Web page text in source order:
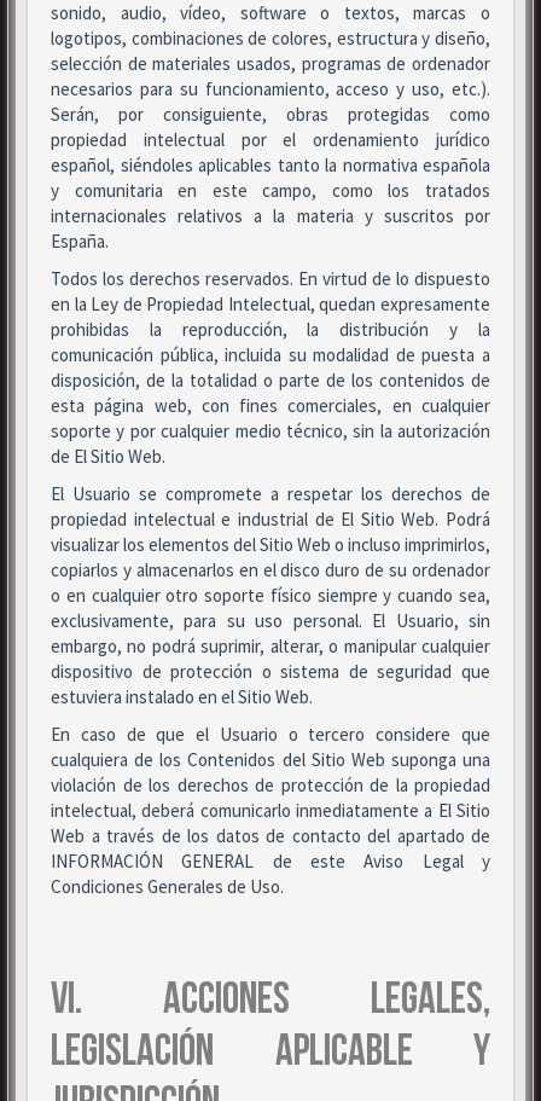
sonido, audio, vídeo, software o textos, marcas o
logotipos, combinaciones de colores, estructura y diseño,
selección de materiales usados, programas de ordenador
necesarios para su funcionamiento, acceso y uso, etc.).
Serán, por consiguiente, obras protegidas como
propiedad intelectual por el ordenamiento jurídico
español, siéndoles aplicables tanto la normativa española
y comunitaria en este campo, como los tratados
internacionales relativos a la materia y suscritos por
España.
Todos los derechos reservados. En virtud de lo dispuesto
en la Ley de Propiedad Intelectual, quedan expresamente
prohibidas la reproducción, la distribución y la
comunicación pública, incluida su modalidad de puesta a
disposición, de la totalidad o parte de los contenidos de
esta página web, con fines comerciales, en cualquier
soporte y por cualquier medio técnico, sin la autorización
de El Sitio Web.
El Usuario se compromete a respetar los derechos de
propiedad intelectual e industrial de El Sitio Web. Podrá
visualizar los elementos del Sitio Web o incluso imprimirlos,
copiarlos y almacenarlos en el disco duro de su ordenador
o en cualquier otro soporte físico siempre y cuando sea,
exclusivamente, para su uso personal. El Usuario, sin
embargo, no podrá suprimir, alterar, o manipular cualquier
dispositivo de protección o sistema de seguridad que
estuviera instalado en el Sitio Web.
En caso de que el Usuario o tercero considere que
cualquiera de los Contenidos del Sitio Web suponga una
violación de los derechos de protección de la propiedad
intelectual, deberá comunicarlo inmediatamente a El Sitio
Web a través de los datos de contacto del apartado de
INFORMACIÓN GENERAL de este Aviso Legal y
Condiciones Generales de Uso.
VI. ACCIONES LEGALES,
LEGISLACIÓN APLICABLE Y